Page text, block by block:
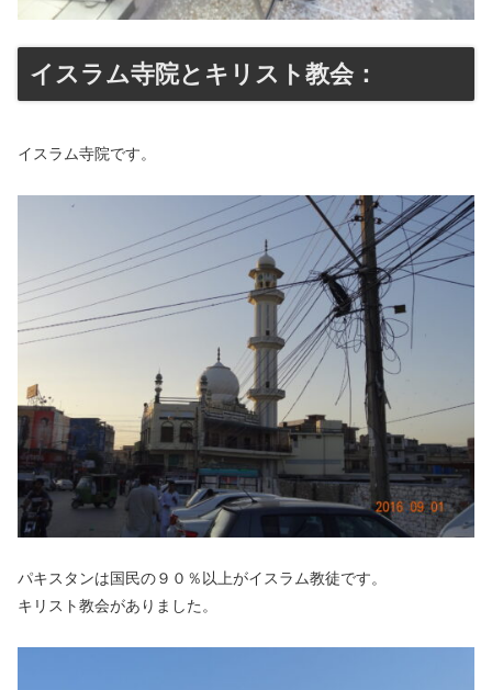
イスラム寺院とキリスト教会：
イスラム寺院です。
パキスタンは国民の９０％以上がイスラム教徒です。
キリスト教会がありました。